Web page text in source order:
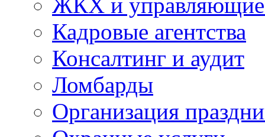
Кадровые агентства
Консалтинг и аудит
Ломбарды
Организация